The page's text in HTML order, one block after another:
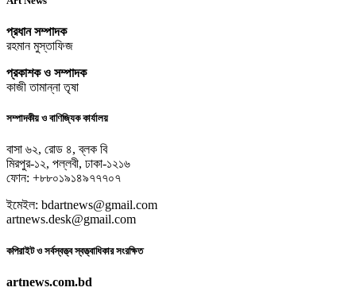
প্রধান সম্পাদক
রহমান মুস্তাফিজ
প্রকাশক ও সম্পাদক
কাজী তামান্না তৃষা
সম্পাদকীয় ও বাণিজ্যিক কার্যালয়
বাসা ৬২, রোড ৪, ব্লক বি
মিরপুর-১২, পল্লবী, ঢাকা-১২১৬
ফোন: +৮৮০১৯১৪৯৭৭৭০৭
ইমেইল: bdartnews@gmail.com
artnews.desk@gmail.com
কপিরাইট ও সর্বস্বত্ত্ব স্বত্ত্বাধিকার সংরক্ষিত
artnews.com.bd